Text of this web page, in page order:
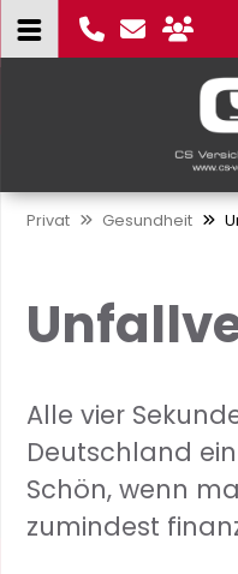
Privat Gesundheit
Alle vier
Deutschland
Schön, wenn
zumindest